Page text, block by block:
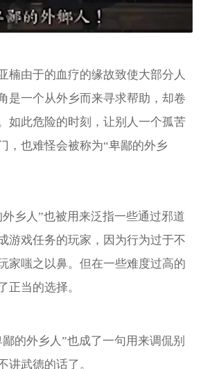
楠由于的血疗的缘故致使大部分人
是一个从外乡而来寻求帮助，却卷
如此危险的时刻，让别人一个孤苦
，也难怪会被称为“卑鄙的外乡
乡人”也被用来泛指一些通过邪道
游戏任务的玩家，因为行为过于不
家嗤之以鼻。但在一些难度过高的
正当的选择。
的外乡人”也成了一句用来调侃别
讲武德的话了。